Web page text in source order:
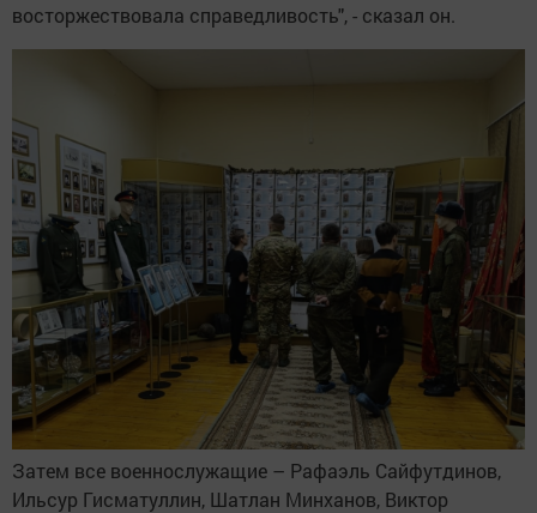
восторжествовала справедливость", - сказал он.
Затем все военнослужащие – Рафаэль Сайфутдинов,
Ильсур Гисматуллин, Шатлан Минханов, Виктор